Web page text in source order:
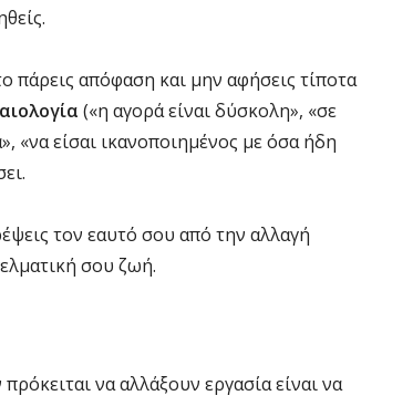
πάρεις απόφαση και μην αφήσεις τίποτα
(«η αγορά είναι δύσκολη», «σε
«να είσαι ικανοποιημένος με όσα ήδη
τον εαυτό σου από την αλλαγή
σου ζωή.
να αλλάξουν εργασία είναι να